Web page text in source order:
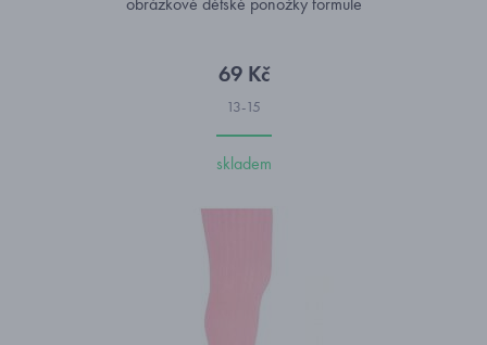
69 Kč
13-15
skladem